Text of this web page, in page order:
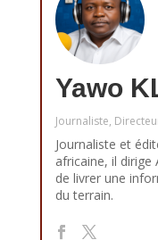
Yawo
Journaliste,
Journaliste et
africaine, il dirige
de livrer une
du terrain.